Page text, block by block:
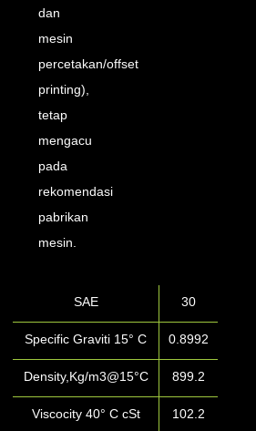
dan
mesin
percetakan/offset
printing),
tetap
mengacu
pada
rekomendasi
pabrikan
mesin.
SAE 30
Specific Graviti 15° C 0.8992
Density,Kg/m3@15°C 899.2
Viscocity 40° C cSt 102.2